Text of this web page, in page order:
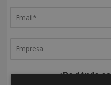
¿De dónde